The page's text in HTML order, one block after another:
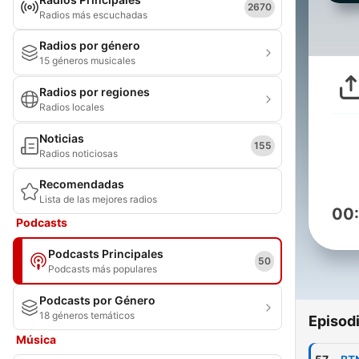
Radios más escuchadas
2670
Radios por género
15 géneros musicales
Radios por regiones
Radios locales
Noticias
Radios noticiosas
155
Recomendadas
Lista de las mejores radios
Podcasts
Podcasts Principales
Podcasts más populares
50
Podcasts por Género
18 géneros temáticos
Música